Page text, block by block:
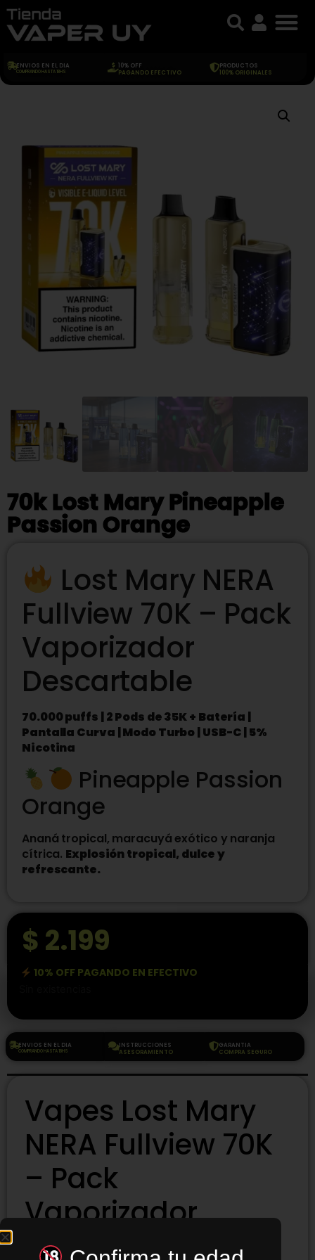
ENVIOS EN EL DIA
COMPRANDO HASTA 18HS
10% OFF
PAGANDO EFECTIVO
PRODUCTOS
100% ORIGINALES
70k Lost Mary Pineapple
Passion Orange
Lost Mary NERA
Fullview 70K – Pack
Vaporizador
Descartable
70.000 puffs | 2 Pods de 35K + Batería |
Pantalla Curva | Modo Turbo | USB-C | 5%
Nicotina
Pineapple Passion
Orange
Ananá tropical, maracuyá exótico y naranja
cítrica. Explosión tropical, dulce y
refrescante.
$ 2.199
10% OFF PAGANDO EN EFECTIVO
ENVIOS EN EL DIA
COMPRANDO HASTA 18HS
INSTRUCCIONES
ASESORAMIENTO
GARANTIA
COMPRA SEGURO
Vapes Lost Mary
NERA Fullview 70K
– Pack
Vaporizador
Descartable